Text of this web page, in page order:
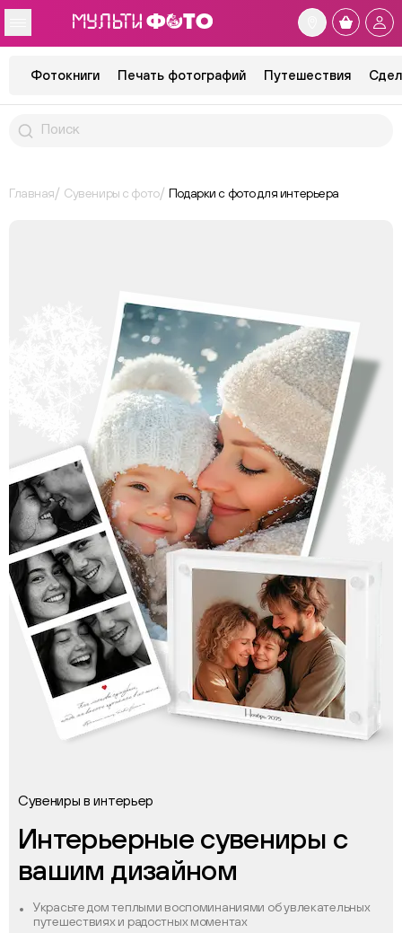
Фотокниги Печать фотографий Путешествия
Главная Сувениры с фото Подарки с фото для интерьера
Сувениры в интерьер
Интерьерные сувениры с
вашим дизайном
Украсьте дом теплыми воспоминаниями об увлекательных
путешествиях и радостных моментах